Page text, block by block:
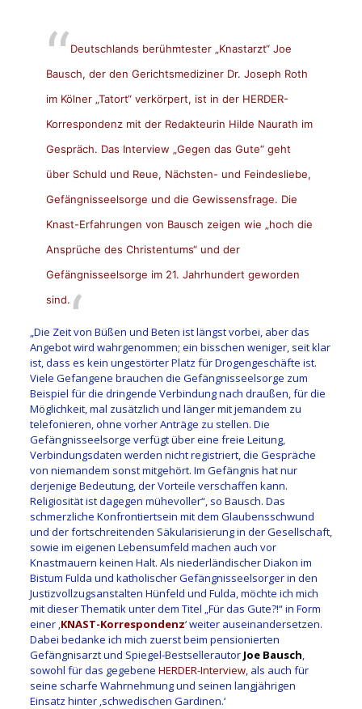
Deutschlands berühmtester „Knastarzt“ Joe
Bausch, der den Gerichtsmediziner Dr. Joseph Roth
im Kölner „Tatort“ verkörpert, ist in der HERDER-
Korrespondenzmit der Redakteurin Hilde Naurath im
Gespräch. Das Interview „Gegen das Gute“ geht
über Schuld und Reue, Nächsten- und Feindesliebe,
Gefängnisseelsorge und die Gewissensfrage. Die
Knast-Erfahrungen von Bausch zeigen wie „hoch die
Ansprüche des Christentums“ und der
Gefängnisseelsorge im 21. Jahrhundert geworden
sind.
„Die Zeit von Büßen und Beten ist längst vorbei, aber das
Angebot wird wahrgenommen; ein bisschen weniger, seit klar
ist, dass es kein ungestörter Platz für Drogengeschäfte ist.
Viele Gefangene brauchen die Gefängnisseelsorge zum
Beispiel für die dringende Verbindung nach draußen, für die
Möglichkeit, mal zusätzlich und länger mit jemandem zu
telefonieren, ohne vorher Anträge zu stellen. Die
Gefängnisseelsorge verfügt über eine freie Leitung,
Verbindungsdaten werden nicht registriert, die Gespräche
von niemandem sonst mitgehört. Im Gefängnis hat nur
derjenige Bedeutung, der Vorteile verschaffen kann.
Religiosität ist dagegen mühevoller“, so Bausch. Das
schmerzliche Konfrontiertsein mit dem Glaubensschwund
und der fortschreitenden Säkularisierung in der Gesellschaft,
sowie im eigenen Lebensumfeld machen auch vor
Knastmauern keinen Halt. Als niederländischer Diakon im
Bistum Fulda und katholischer Gefängnisseelsorger in den
Justizvollzugsanstalten Hünfeld und Fulda, möchte ich mich
mit dieser Thematik unter dem Titel „Für das Gute?!“ in Form
einer ‚KNAST-Korrespondenz‘ weiter auseinandersetzen.
Dabei bedanke ich mich zuerst beim pensionierten
Gefängnisarzt und Spiegel-Bestsellerautor Joe Bausch,
sowohl für das gegebene HERDER-Interview, als auch für
seine scharfe Wahrnehmung und seinen langjährigen
Einsatz hinter ‚schwedischen Gardinen.‘